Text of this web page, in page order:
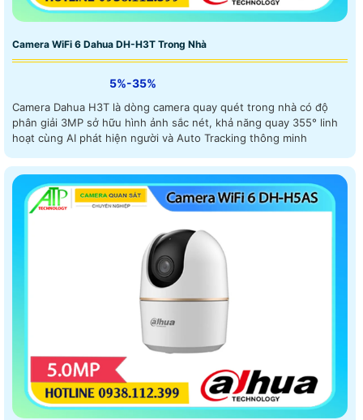
Camera WiFi 6 Dahua DH-H3T Trong Nhà
5%-35%
Camera Dahua H3T là dòng camera quay quét trong nhà có độ
phân giải 3MP sở hữu hình ảnh sắc nét, khả năng quay 355° linh
hoạt cùng AI phát hiện người và Auto Tracking thông minh